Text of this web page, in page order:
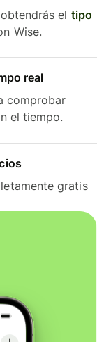
el tipo
Wise.
real
comprobar
el tiempo.
gratis